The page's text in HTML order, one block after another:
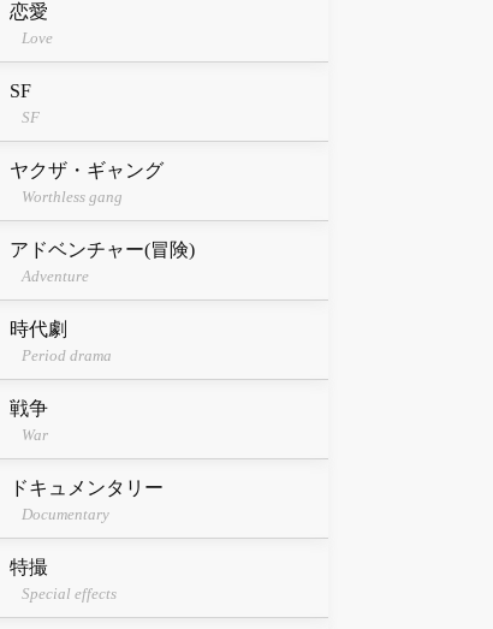
恋愛
Love
SF
SF
ヤクザ・ギャング
Worthless gang
アドベンチャー(冒険)
Adventure
時代劇
Period drama
戦争
War
ドキュメンタリー
Documentary
特撮
Special effects